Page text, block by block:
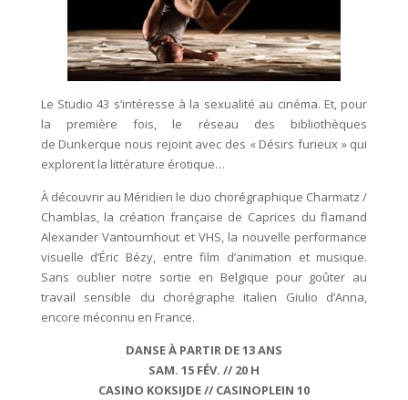
Le Studio 43 s’intéresse à la sexualité au cinéma. Et, pour
la première fois, le réseau des bibliothèques
de Dunkerque nous rejoint avec des « Désirs furieux » qui
explorent la littérature érotique…
À découvrir au Méridien le duo chorégraphique Charmatz /
Chamblas, la création française de Caprices du flamand
Alexander Vantournhout et VHS, la nouvelle performance
visuelle d’Éric Bézy, entre film d’animation et musique.
Sans oublier notre sortie en Belgique pour goûter au
travail sensible du chorégraphe italien Giulio d’Anna,
encore méconnu en France.
DANSE À PARTIR DE 13 ANS
SAM. 15 FÉV. // 20 H
CASINO KOKSIJDE // CASINOPLEIN 10